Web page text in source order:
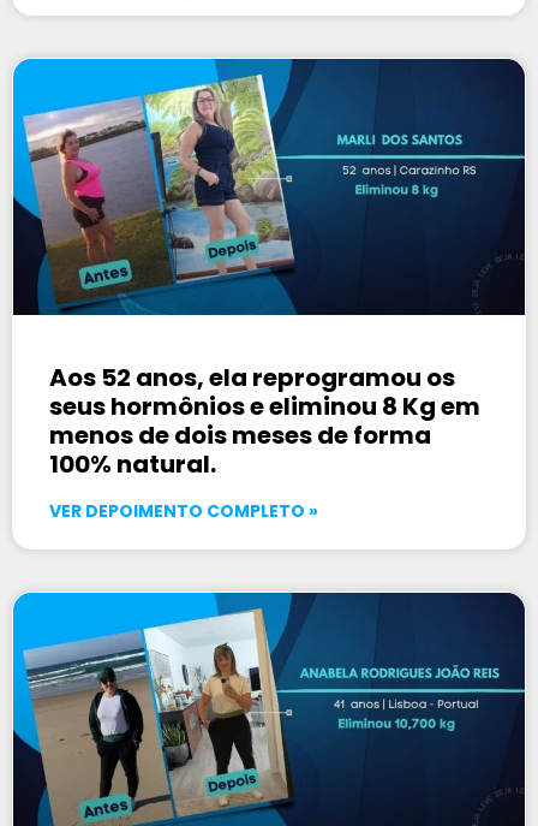
Aos 52 anos, ela reprogramou os
seus hormônios e eliminou 8 Kg em
menos de dois meses de forma
100% natural.
VER DEPOIMENTO COMPLETO »